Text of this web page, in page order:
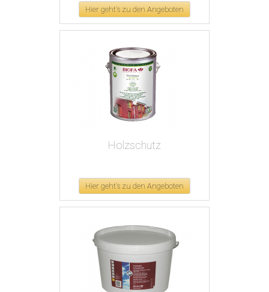
Hier geht's zu den Angeboten
Holzschutz
Hier geht's zu den Angeboten